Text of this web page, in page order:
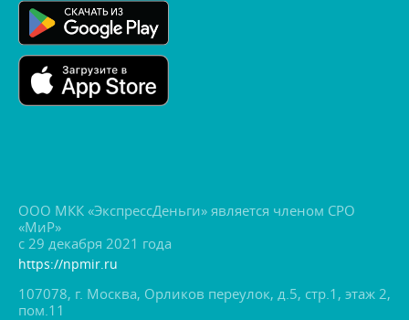
ООО МКК «ЭкспрессДеньги» является членом СРО
«МиР»
с 29 декабря 2021 года
https://npmir.ru
107078, г. Москва, Орликов переулок, д.5, стр.1, этаж 2,
пом.11